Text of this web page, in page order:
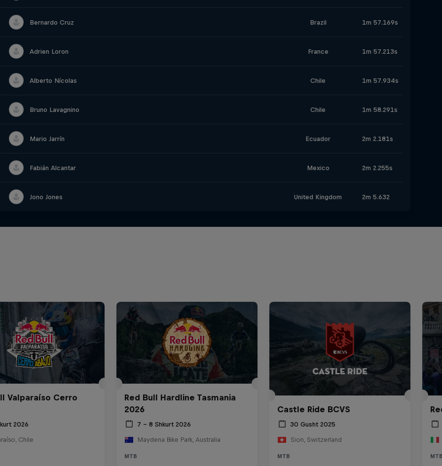
Bernardo Cruz Brazil 1m 57.169s
Adrien Loron France 1m 57.213s
Alberto Nícolas Chile 1m 57.934s
Bruno Lavagnino Chile 1m 58.291s
Mario Jarrín Ecuador 2m 2.181s
Fabián Alcantar Mexico 2m 2.255s
Jono Jones United Kingdom 2m 5.632
Bernardo Cruz Brazil
Adrien Loron France
Alberto Nícolas Chile
Bruno Lavagnino Chile
Mario Jarrín Ecuador
Fabián Alcantar Mexico
Jono Jones United Kingdom
Valparaíso Cerro
2026
Chile
Red Bull Hardline Tasmania
2026
7 – 8 Shkurt 2026
Maydena Bike Park, Australia
MTB
Castle Ride BCVS
30 Gusht 2025
Sion, Switzerland
MTB